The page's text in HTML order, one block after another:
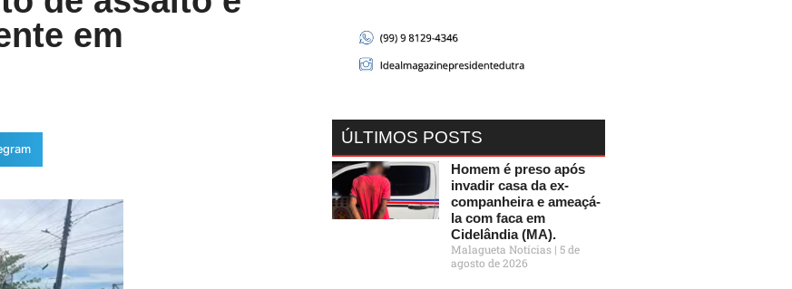
em
ÚLTIMOS POSTS
Homem é preso após
invadir casa da ex-
companheira e ameaçá-
la com faca em
Cidelândia (MA).
Malagueta Notícias 5 de
agosto de 2026